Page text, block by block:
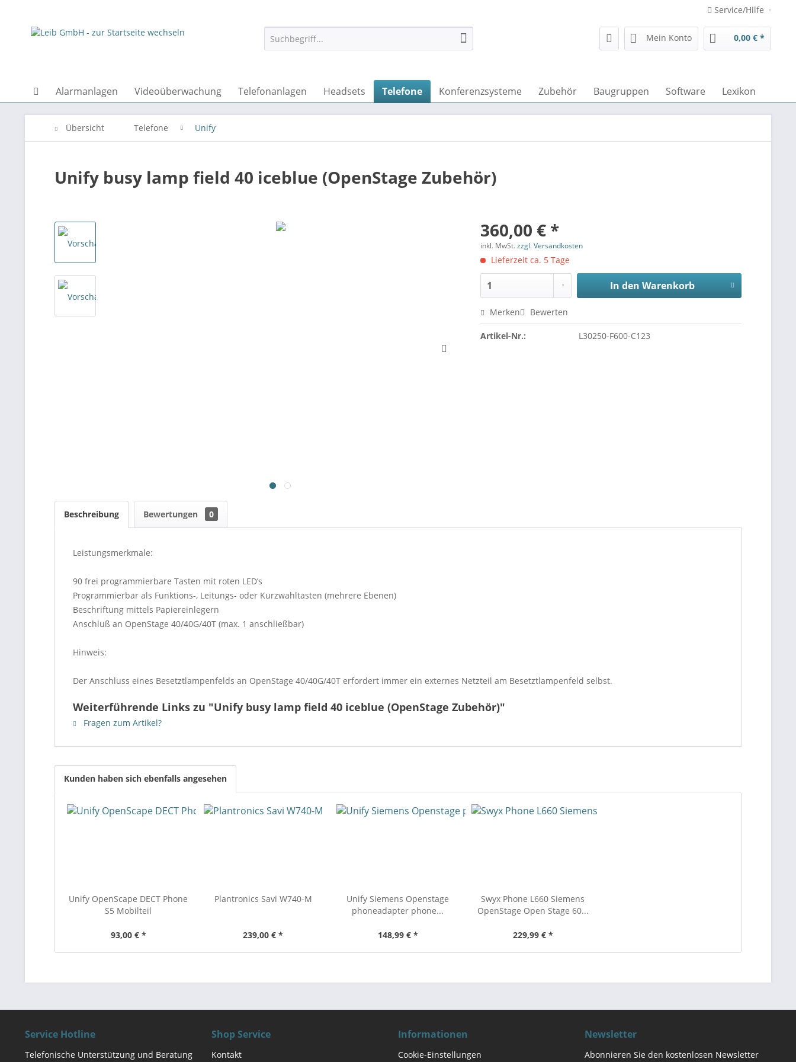
Service/Hilfe
Mein Konto 0,00 € *
Alarmanlagen Videoüberwachung Telefonanlagen Headsets Telefone Konferenzsysteme Zubehör Baugruppen Software Lexikon
Übersicht Telefone Unify
Unify busy lamp field 40 iceblue (OpenStage Zubehör)
360,00 € *
inkl. MwSt.zzgl. Versandkosten
Lieferzeit ca. 5 Tage
In den Warenkorb
Merken Bewerten
Artikel-Nr.: L30250-F600-C123
Beschreibung Bewertungen 0
Leistungsmerkmale:
90 frei programmierbare Tasten mit roten LED’s
Programmierbar als Funktions-, Leitungs- oder Kurzwahltasten (mehrere Ebenen)
Beschriftung mittels Papiereinlegern
Anschluß an OpenStage 40/40G/40T (max. 1 anschließbar)
Hinweis:
Der Anschluss eines Besetztlampenfelds an OpenStage 40/40G/40T erfordert immer ein externes Netzteil am Besetztlampenfeld selbst.
Weiterführende Links zu "Unify busy lamp field 40 iceblue (OpenStage Zubehör)"
Fragen zum Artikel?
Kunden haben sich ebenfalls angesehen
Unify OpenScape DECT Phone
S5 Mobilteil
93,00 € *
Plantronics Savi W740-M
239,00 € *
Unify Siemens Openstage
phoneadapter phone...
148,99 € *
Swyx Phone L660 Siemens
OpenStage Open Stage 60...
229,99 € *
Service Hotline
Telefonische Unterstützung und Beratung
Shop Service
Kontakt
Informationen
Cookie-Einstellungen
Newsletter
Abonnieren Sie den kostenlosen Newsletter